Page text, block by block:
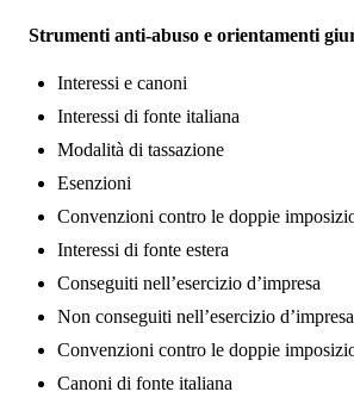
Strumenti anti‑abuso e orientamenti
Interessi e canoni
Interessi di fonte italiana
Modalità di tassazione
Esenzioni
Convenzioni contro le doppie
Interessi di fonte estera
Conseguiti nell’esercizio d’impresa
Non conseguiti nell’esercizio d’impresa
Convenzioni contro le doppie
Canoni di fonte italiana